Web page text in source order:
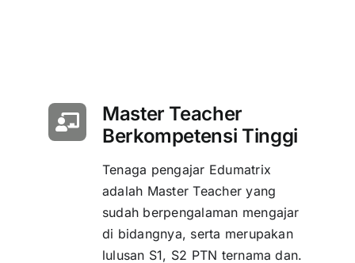
Master Teacher
Berkompetensi Tinggi
Tenaga pengajar Edumatrix
adalah Master Teacher yang
sudah berpengalaman mengajar
di bidangnya, serta merupakan
lulusan S1, S2 PTN ternama dan.